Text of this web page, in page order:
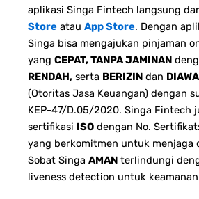
aplikasi Singa Fintech langsung
Store atau App Store. Dengan
Singa bisa mengajukan pinjaman
yang CEPAT, TANPA JAMINAN
RENDAH, serta BERIZIN dan
(Otoritas Jasa Keuangan) dengan
KEP-47/D.05/2020. Singa Fintech
sertifikasi ISO dengan No.
yang berkomitmen untuk menjaga
Sobat Singa AMAN terlindungi
liveness detection untuk